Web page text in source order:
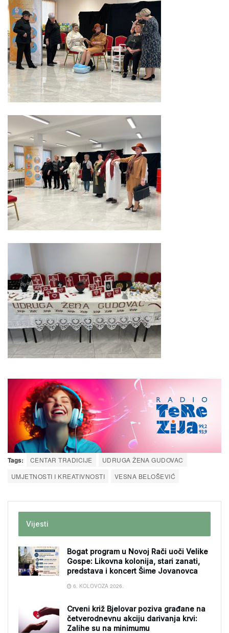
Tags: CENTAR TRADICIJE
UDRUGA ŽENA GUDOVAC
UMJETNOSTI I KREATIVNOSTI
VESNA BELOŠEVIĆ
Vijesti
Bogat program u Novoj Rači uoči Velike
Gospe: Likovna kolonija, stari zanati,
predstava i koncert Šime Jovanovca
6. KOLOVOZA 2026.
Crveni križ Bjelovar poziva građane na
četverodnevnu akciju darivanja krvi:
Zalihe su na minimumu